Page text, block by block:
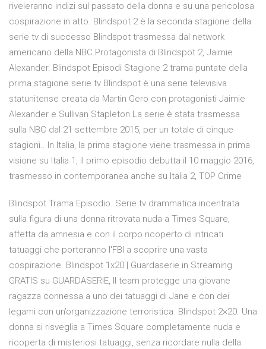
riveleranno indizi sul passato della donna e su una pericolosa
cospirazione in atto. Blindspot 2 è la seconda stagione della
serie tv di successo Blindspot trasmessa dal network
americano della NBC.Protagonista di Blindspot 2, Jaimie
Alexander. Blindspot Episodi Stagione 2 trama puntate della
prima stagione serie tv Blindspot è una serie televisiva
statunitense creata da Martin Gero con protagonisti Jaimie
Alexander e Sullivan Stapleton.La serie è stata trasmessa
sulla NBC dal 21 settembre 2015, per un totale di cinque
stagioni.. In Italia, la prima stagione viene trasmessa in prima
visione su Italia 1, il primo episodio debutta il 10 maggio 2016,
trasmesso in contemporanea anche su Italia 2, TOP Crime
Blindspot Trama Episodio. Serie tv drammatica incentrata
sulla figura di una donna ritrovata nuda a Times Square,
affetta da amnesia e con il corpo ricoperto di intricati
tatuaggi che porteranno l'FBI a scoprire una vasta
cospirazione. Blindspot 1x20 | Guardaserie in Streaming
GRATIS su GUARDASERIE, Il team protegge una giovane
ragazza connessa a uno dei tatuaggi di Jane e con dei
legami con un’organizzazione terroristica. Blindspot 2×20. Una
donna si risveglia a Times Square completamente nuda e
ricoperta di misteriosi tatuaggi, senza ricordare nulla della